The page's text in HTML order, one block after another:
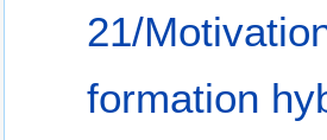
21/
formation